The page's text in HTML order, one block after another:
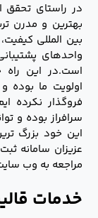
در راستای تحقق
بهترین و مدرن
بین المللی
واحدهای
است.در این
اولویت ما
فروگذار نکرده
سرافراز بوده و
این خود بزرگ
عزیزان سامانه
مراجعه به وب
خدمات